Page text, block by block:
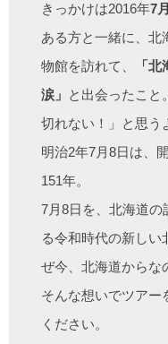
きっかけは2016年7
ある方と一緒に、北
物館を訪れて、
「
涙」 と出会ったこと
切れない！」と思う
明治2年7月8日は、
151年。
7月8日を、北海道の
る令和時代の新しい
ぜ今、北海道からな
そんな想いでツアー
ください。